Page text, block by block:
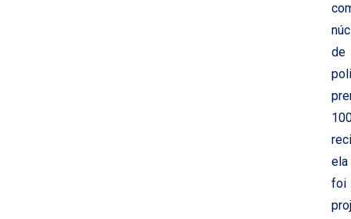
de
ela
foi